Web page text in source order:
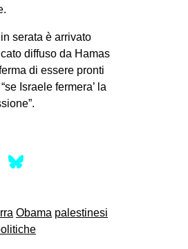
serata è arrivato
diffuso da Hamas
di essere pronti
Israele fermera’ la
Facebook
Obama palestinesi